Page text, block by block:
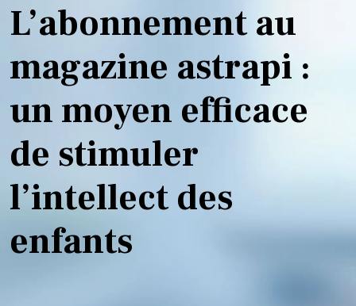
L’abonnement au
magazine astrapi :
un moyen efficace
de stimuler
l’intellect des
enfants